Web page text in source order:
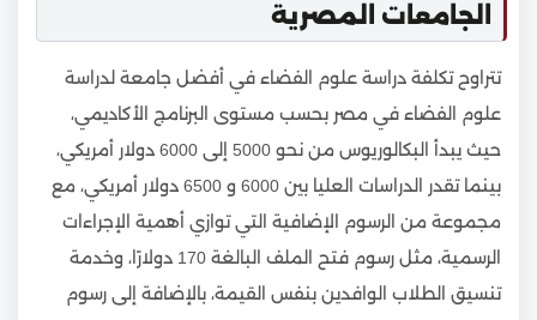
الجامعات المصرية
تتراوح تكلفة دراسة علوم الفضاء في أفضل جامعة لدراسة
علوم الفضاء في مصر بحسب مستوى البرنامج الأكاديمي،
حيث يبدأ البكالوريوس من نحو 5000 إلى 6000 دولار أمريكي،
بينما تقدر الدراسات العليا بين 6000 و 6500 دولار أمريكي، مع
مجموعة من الرسوم الإضافية التي توازي أهمية الإجراءات
الرسمية، مثل رسوم فتح الملف البالغة 170 دولارًا، وخدمة
تنسيق الطلاب الوافدين بنفس القيمة، بالإضافة إلى رسوم